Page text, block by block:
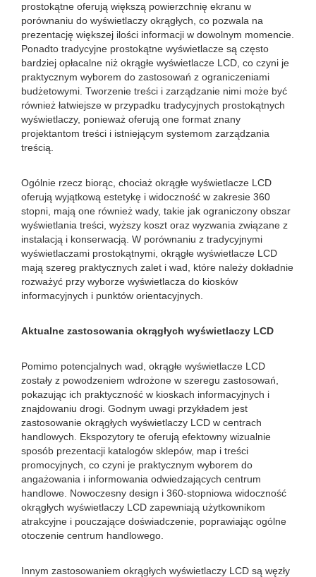
prostokątne oferują większą powierzchnię ekranu w
porównaniu do wyświetlaczy okrągłych, co pozwala na
prezentację większej ilości informacji w dowolnym momencie.
Ponadto tradycyjne prostokątne wyświetlacze są często
bardziej opłacalne niż okrągłe wyświetlacze LCD, co czyni je
praktycznym wyborem do zastosowań z ograniczeniami
budżetowymi. Tworzenie treści i zarządzanie nimi może być
również łatwiejsze w przypadku tradycyjnych prostokątnych
wyświetlaczy, ponieważ oferują one format znany
projektantom treści i istniejącym systemom zarządzania
treścią.
Ogólnie rzecz biorąc, chociaż okrągłe wyświetlacze LCD
oferują wyjątkową estetykę i widoczność w zakresie 360 ​​
stopni, mają one również wady, takie jak ograniczony obszar
wyświetlania treści, wyższy koszt oraz wyzwania związane z
instalacją i konserwacją. W porównaniu z tradycyjnymi
wyświetlaczami prostokątnymi, okrągłe wyświetlacze LCD
mają szereg praktycznych zalet i wad, które należy dokładnie
rozważyć przy wyborze wyświetlacza do kiosków
informacyjnych i punktów orientacyjnych.
Aktualne zastosowania okrągłych wyświetlaczy LCD
Pomimo potencjalnych wad, okrągłe wyświetlacze LCD
zostały z powodzeniem wdrożone w szeregu zastosowań,
pokazując ich praktyczność w kioskach informacyjnych i
znajdowaniu drogi. Godnym uwagi przykładem jest
zastosowanie okrągłych wyświetlaczy LCD w centrach
handlowych. Ekspozytory te oferują efektowny wizualnie
sposób prezentacji katalogów sklepów, map i treści
promocyjnych, co czyni je praktycznym wyborem do
angażowania i informowania odwiedzających centrum
handlowe. Nowoczesny design i 360-stopniowa widoczność
okrągłych wyświetlaczy LCD zapewniają użytkownikom
atrakcyjne i pouczające doświadczenie, poprawiając ogólne
otoczenie centrum handlowego.
Innym zastosowaniem okrągłych wyświetlaczy LCD są węzły